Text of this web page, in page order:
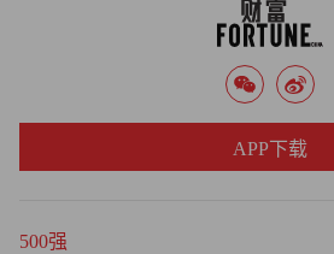
500强
APP下载